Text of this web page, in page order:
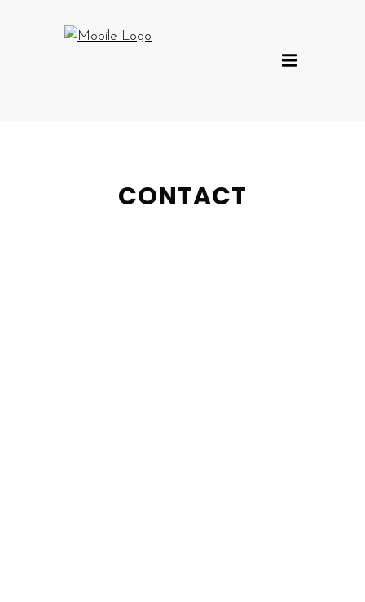
CONTACT